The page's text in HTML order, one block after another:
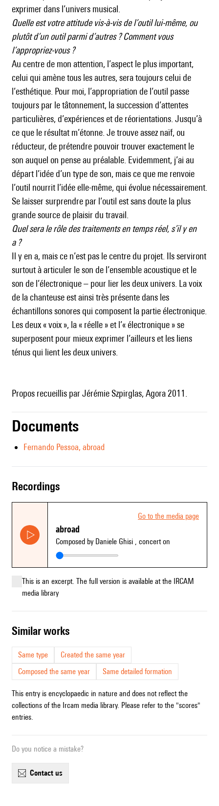
exprimer dans l’univers musical.
Quelle est votre attitude vis-à-vis de l’outil lui-même, ou
plutôt d’un outil parmi d’autres ? Comment vous
l’appropriez-vous ?
Au centre de mon attention, l’aspect le plus important,
celui qui amène tous les autres, sera toujours celui de
l’esthétique. Pour moi, l’appropriation de l’outil passe
toujours par le tâtonnement, la succession d’attentes
particulières, d’expériences et de réorientations. Jusqu’à
ce que le résultat m’étonne. Je trouve assez naïf, ou
réducteur, de prétendre pouvoir trouver exactement le
son auquel on pense au préalable. Evidemment, j’ai au
départ l’idée d’un type de son, mais ce que me renvoie
l’outil nourrit l’idée elle-même, qui évolue nécessairement.
Se laisser surprendre par l’outil est sans doute la plus
grande source de plaisir du travail.
Quel sera le rôle des traitements en temps réel, s’il y en
a ?
Il y en a, mais ce n’est pas le centre du projet. Ils serviront
surtout à articuler le son de l’ensemble acoustique et le
son de l’électronique – pour lier les deux univers. La voix
de la chanteuse est ainsi très présente dans les
échantillons sonores qui composent la partie électronique.
Les deux « voix », la « réelle » et l’« électronique » se
superposent pour mieux exprimer l’ailleurs et les liens
ténus qui lient les deux univers.
Propos recueillis par Jérémie Szpirglas, Agora 2011.
Documents
Fernando Pessoa, abroad
recordings
Go to the media page
abroad
Composed by Daniele Ghisi , concert on
This is an excerpt. The full version is available at the IRCAM
media library
similar works
Same type
Created the same year
Composed the same year
Same detailed formation
This entry is encyclopaedic in nature and does not reflect the
collections of the Ircam media library. Please refer to the "scores"
entries.
Do you notice a mistake?
contact us